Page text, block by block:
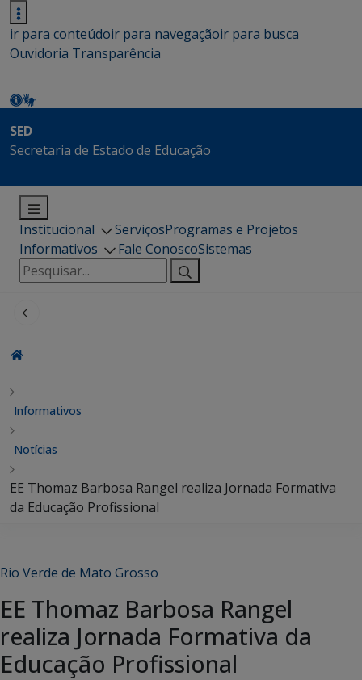
ir para conteúdoir para navegaçãoir para busca
Ouvidoria Transparência
SED
Secretaria de Estado de Educação
Institucional ServiçosProgramas e Projetos
Informativos
Fale ConoscoSistemas
Pesquisar
por:
Informativos
Notícias
EE Thomaz Barbosa Rangel realiza Jornada Formativa
da Educação Profissional
Rio Verde de Mato Grosso
EE Thomaz Barbosa Rangel
realiza Jornada Formativa da
Educação Profissional